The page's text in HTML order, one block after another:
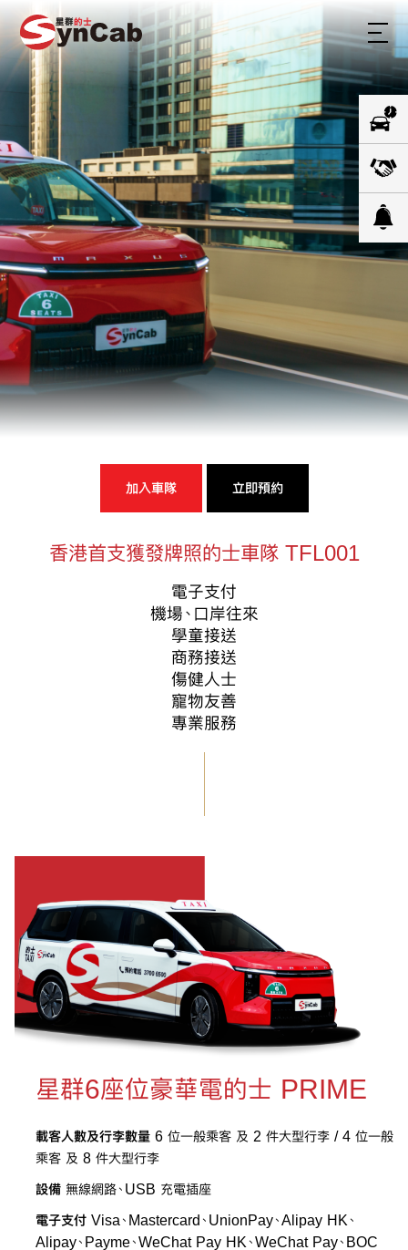
加入車隊 立即預約
香港首支獲發牌照的士車隊 TFL001
電子支付
機場、口岸往來
學童接送
商務接送
傷健人士
寵物友善
專業服務
星群6座位豪華電的士 PRIME
載客人數及行李數量 6 位一般乘客 及 2 件大型行李 / 4 位一般
乘客 及 8 件大型行李
設備 無線網路、USB 充電插座
電子支付 Visa、Mastercard、UnionPay、Alipay HK、
Alipay、Payme、WeChat Pay HK、WeChat Pay、BOC